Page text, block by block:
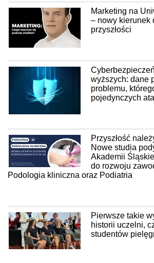
Marketing na
– nowy kierunek
przyszłości
wyższych: dane
problemu,
pojedynczych
Przyszłość
Nowe studia
Akademii
do rozwoju
Podologia kliniczna oraz Podiatria
Pierwsze takie
historii uczelni,
studentów